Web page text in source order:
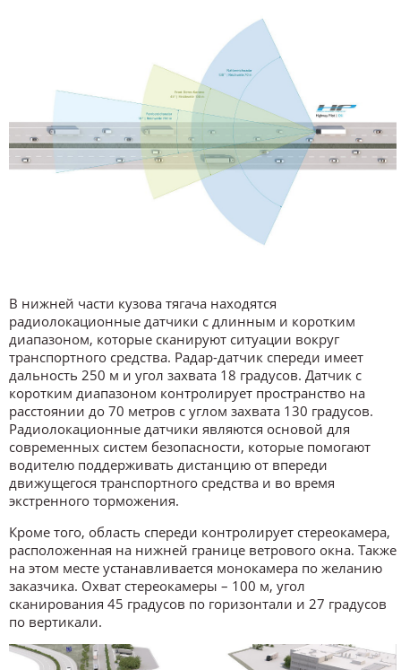
В нижней части кузова тягача находятся
радиолокационные датчики с длинным и коротким
диапазоном, которые сканируют ситуации вокруг
транспортного средства. Радар-датчик спереди имеет
дальность 250 м и угол захвата 18 градусов. Датчик с
коротким диапазоном контролирует пространство на
расстоянии до 70 метров с углом захвата 130 градусов.
Радиолокационные датчики являются основой для
современных систем безопасности, которые помогают
водителю поддерживать дистанцию от впереди
движущегося транспортного средства и во время
экстренного торможения.
Кроме того, область спереди контролирует стереокамера,
расположенная на нижней границе ветрового окна. Также
на этом месте устанавливается монокамера по желанию
заказчика. Охват стереокамеры – 100 м, угол
сканирования 45 градусов по горизонтали и 27 градусов
по вертикали.